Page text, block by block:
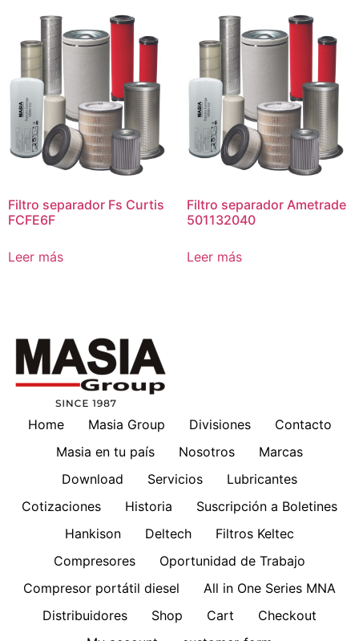
Filtro separador Fs Curtis
FCFE6F
Leer más
Filtro separador Ametrade
501132040
Leer más
Home Masia Group Divisiones
Contacto
Masia en tu país
Nosotros
Marcas
Download
Servicios
Lubricantes
Cotizaciones
Historia
Suscripción a Boletines
Hankison
Deltech
Filtros Keltec
Compresores
Oportunidad de Trabajo
Compresor portátil diesel
All in One Series MNA
Distribuidores
Shop Cart
Checkout